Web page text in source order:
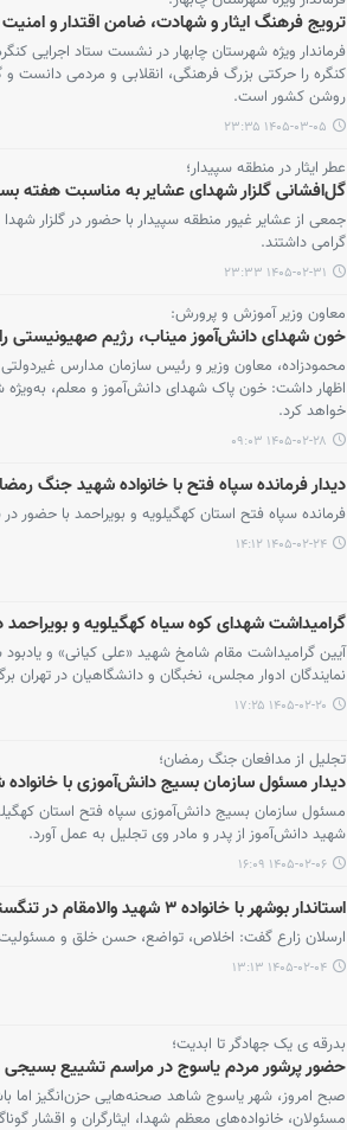
ترویج فرهنگ ایثار و شهادت، ضامن اقتدار و
فرماندار ویژه شهرستان چابهار در نشست ستاد اجرایی
کنگره را حرکتی بزرگ فرهنگی، انقلابی و مردمی دانست
روشن کشور است.
۱۴۰۵-۰۳-۰۵ ۲۳:۳۵
عطر ایثار در منطقه سپیدار؛
گل‌افشانی گلزار شهدای عشایر به مناسبت هفته
جمعی از عشایر غیور منطقه سپیدار با حضور در گلزار
گرامی داشتند.
۱۴۰۵-۰۲-۳۱ ۲۳:۳۳
معاون وزیر آموزش و پرورش:
خون شهدای دانش‌آموز میناب، رژیم صهیونیستی را
محمودزاده، معاون وزیر و رئیس سازمان مدارس
اظهار داشت: خون پاک شهدای دانش‌آموز و معلم،
خواهد کرد.
۱۴۰۵-۰۲-۲۸ ۰۹:۰۳
دیدار فرمانده سپاه فتح با خانواده شهید جنگ
فرمانده سپاه فتح استان کهگیلویه‌ و بویراحمد با حضور
۱۴۰۵-۰۲-۲۴ ۱۴:۱۲
گرامیداشت شهدای کوه‌ سیاه کهگیلویه و بویراحمد
آیین گرامیداشت مقام شامخ شهید «علی کیانی» و
نمایندگان ادوار مجلس، نخبگان و دانشگاهیان در تهران
۱۴۰۵-۰۲-۲۰ ۱۷:۲۵
تجلیل از مدافعان جنگ رمضان؛
دیدار مسئول سازمان بسیج دانش‌آموزی با خانواده
مسئول سازمان بسیج دانش‌آموزی سپاه فتح استان
شهید دانش‌آموز از پدر و مادر وی تجلیل به عمل آورد.
۱۴۰۵-۰۲-۰۶ ۱۶:۰۹
استاندار بوشهر با خانواده ۳ شهید والامقام در تنگستان دیدار و گفت‌وگو کرد
ارسلان زارع گفت: اخلاص، تواضع، حسن خلق و
۱۴۰۵-۰۲-۰۴ ۱۳:۱۳
بدرقه‌ ی یک جهادگر تا ابدیت؛
حضور پرشور مردم یاسوج در مراسم تشییع بسیجی
صبح امروز، شهر یاسوج شاهد صحنه‌هایی حزن‌انگیز اما
مسئولان، خانواده‌های معظم شهدا، ایثارگران و اقشار